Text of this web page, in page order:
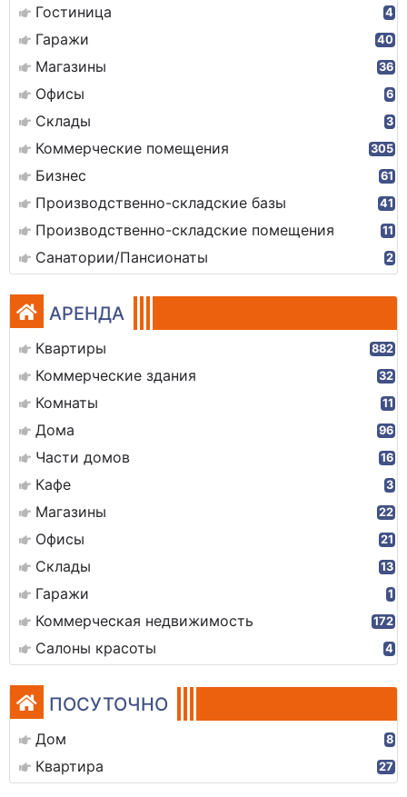
Гостиница 4
Гаражи 40
Магазины 36
Офисы 6
Склады 3
Коммерческие помещения 305
Бизнес 61
Производственно-складские базы 41
Производственно-складские помещения 11
Санатории/Пансионаты 2
АРЕНДА
Квартиры 882
Коммерческие здания 32
Комнаты 11
Дома 96
Части домов 16
Кафе 3
Магазины 22
Офисы 21
Склады 13
Гаражи 1
Коммерческая недвижимость 172
Салоны красоты 4
ПОСУТОЧНО
Дом 8
Квартира 27